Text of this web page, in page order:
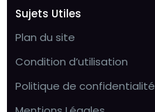
Sujets Utiles
Plan du site
Condition d’utilisation
Politique de confidentialité